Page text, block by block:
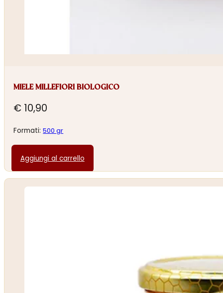
MIELE MILLEFIORI BIOLOGICO
€ 10,90
Formati:500 gr
Aggiungi al carrello